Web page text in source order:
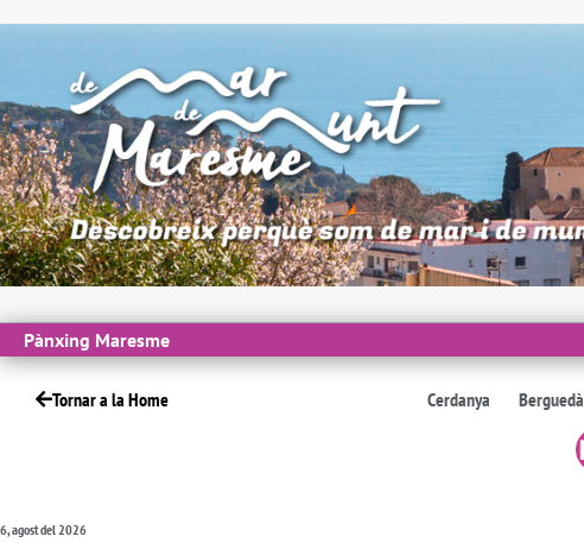
Pànxing Maresme
Tornar a la Home Cerdanya Berguedà
6, agost del 2026